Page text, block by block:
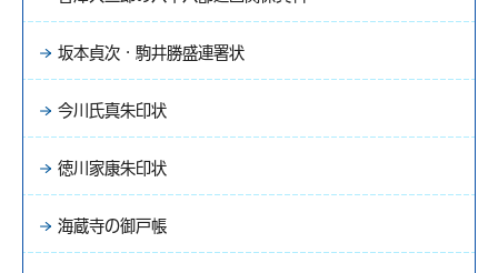
坂本貞次・駒井勝盛連署状
今川氏真朱印状
徳川家康朱印状
海蔵寺の御戸帳